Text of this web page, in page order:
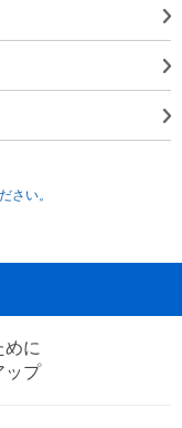
さい。
めに
ップ